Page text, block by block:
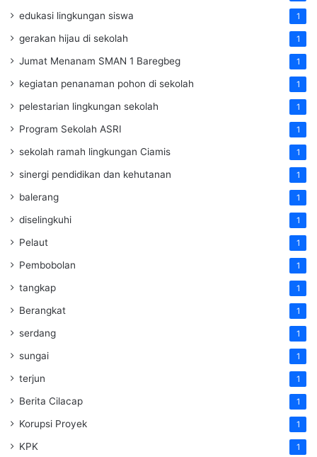
edukasi lingkungan siswa 1
gerakan hijau di sekolah 1
Jumat Menanam SMAN 1 Baregbeg 1
kegiatan penanaman pohon di sekolah 1
pelestarian lingkungan sekolah 1
Program Sekolah ASRI 1
sekolah ramah lingkungan Ciamis 1
sinergi pendidikan dan kehutanan 1
balerang 1
diselingkuhi 1
Pelaut 1
Pembobolan 1
tangkap 1
Berangkat 1
serdang 1
sungai 1
terjun 1
Berita Cilacap 1
Korupsi Proyek 1
KPK 1